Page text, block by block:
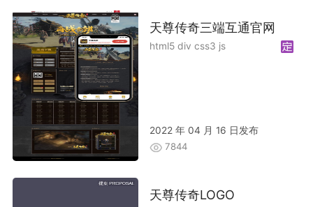
天尊传奇三端互通官网
html5 div css3 js
2022 年 04 月 16 日发布
7844
天尊传奇LOGO